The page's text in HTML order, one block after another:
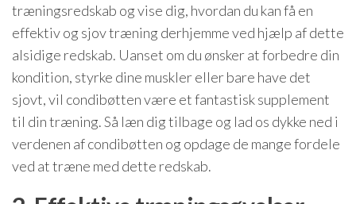
træningsredskab og vise dig, hvordan du kan få en
effektiv og sjov træning derhjemme ved hjælp af dette
alsidige redskab. Uanset om du ønsker at forbedre din
kondition, styrke dine muskler eller bare have det
sjovt, vil condibøtten være et fantastisk supplement
til din træning. Så læn dig tilbage og lad os dykke ned i
verdenen af condibøtten og opdage de mange fordele
ved at træne med dette redskab.